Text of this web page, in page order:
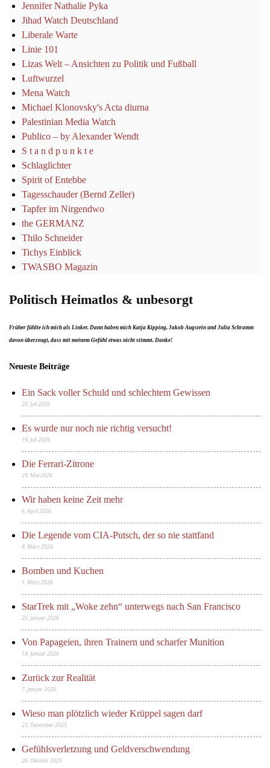
Jennifer Nathalie Pyka
Jihad Watch Deutschland
Liberale Warte
Linie 101
Lizas Welt – Ansichten zu Politik und Fußball
Luftwurzel
Mena Watch
Michael Klonovsky's Acta diurna
Palestinian Media Watch
Publico – by Alexander Wendt
S t a n d p u n k t e
Schlaglichter
Spirit of Entebbe
Tagesschauder (Bernd Zeller)
Tapfer im Nirgendwo
the GERMANZ
Thilo Schneider
Tichys Einblick
TWASBO Magazin
Politisch Heimatlos & unbesorgt
Früher fühlte ich mich als Linker. Dann haben mich Katja Kipping, Jakob Augstein und Julia Schramm
davon überzeugt, dass mit meinem Gefühl etwas nicht stimmt. Danke!
Neueste Beiträge
Ein Sack voller Schuld und schlechtem Gewissen
28. Juli 2026
Es wurde nur noch nie richtig versucht!
19. Juli 2026
Die Ferrari-Zitrone
29. Mai 2026
Wir haben keine Zeit mehr
6. April 2026
Die Legende vom CIA-Putsch, der so nie stattfand
8. März 2026
Bomben und Kuchen
1. März 2026
StarTrek mit „Woke zehn“ unterwegs nach San Francisco
25. Januar 2026
Von Papageien, ihren Trainern und scharfer Munition
18. Januar 2026
Zurück zur Realität
7. Januar 2026
Wieso man plötzlich wieder Krüppel sagen darf
23. Dezember 2025
Gefühlsverletzung und Geldverschwendung
26. Oktober 2025